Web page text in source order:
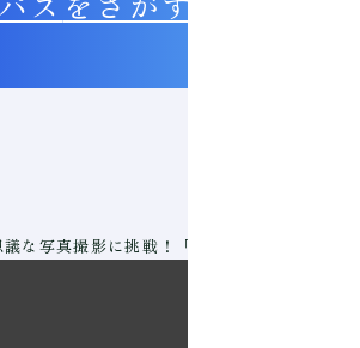
議な写真撮影に挑戦！「光のテクニックを学